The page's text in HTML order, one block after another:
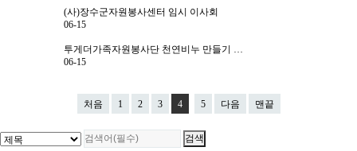
오시는길
(사)장수군자원봉사센터 임시 이사회
06-15
투게더가족자원봉사단 천연비누 만들기 …
06-15
처음 1 2 3 4 5 다음 맨끝